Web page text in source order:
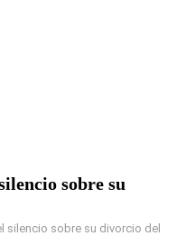
sobre su
silencio sobre su divorcio del